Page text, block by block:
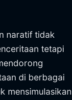
naratif tidak
tetapi
di berbagai
mensimulasikan